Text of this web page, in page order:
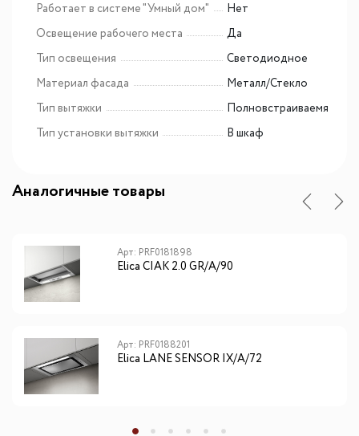
Работает в системе "Умный дом"
Нет
Освещение рабочего места
Да
Тип освещения
Светодиодное
Материал фасада
Металл/Стекло
Тип вытяжки
Полновстраиваемя
Тип установки вытяжки
В шкаф
Аналогичные товары
Арт: PRF0181898
Elica CIAK 2.0 GR/A/90
Арт: PRF0188201
Elica LANE SENSOR IX/A/72